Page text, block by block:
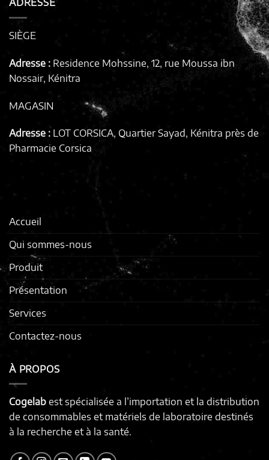
ADRESSE
SIÈGE
Adresse : Residence Mohssine, 12, rue Moussa ibn
Nossair, Kénitra
MAGASIN
Adresse : LOT CORSICA, Quartier Sayad, Kénitra près de
Pharmacie Corsica
Accueil
Qui sommes-nous
Produit
Présentation
Services
Contactez-nous
À PROPOS
Cogelab est spécialisée a l’importation et la distribution
de consommables et matériels de laboratoire destinés
à la recherche et à la santé.